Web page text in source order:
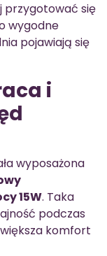
przygotować się
wygodne
pojawiają się
i
wyposażona
15W. Taka
podczas
komfort